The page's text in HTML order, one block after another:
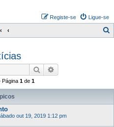
Ligue-se
Registe-se
i
Pesquisar
Página 1 de 1
out 19, 2019 1:12 pm